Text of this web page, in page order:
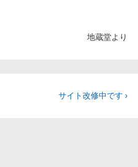
地蔵堂より
次
サイト改修中です ›